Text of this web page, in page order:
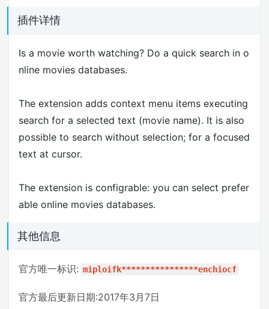
插件详情
Is a movie worth watching? Do a quick search in o
nline movies databases.
The extension adds context menu items executing
search for a selected text (movie name). It is also
possible to search without selection; for a focused
text at cursor.
The extension is configrable: you can select prefer
able online movies databases.
其他信息
官方唯一标识: miploifk****************enchiocf
官方最后更新日期:2017年3月7日